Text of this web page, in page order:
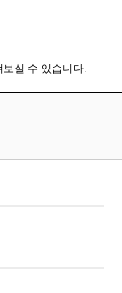
실 수 있습니다.